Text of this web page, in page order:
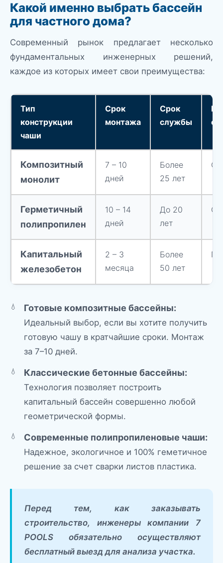
Какой именно выбрать бассейн
для частного дома?
Современный рынок предлагает несколько
фундаментальных инженерных решений,
каждое из которых имеет свои преимущества:
Тип
конструкции
чаши
Срок
монтажа
Срок
службы
Композитный
монолит
7 – 10
дней
Более
25 лет
Герметичный
полипропилен
10 – 14
дней
До 20
лет
Капитальный
железобетон
2 – 3
месяца
Более
50 лет
Готовые композитные бассейны:
Идеальный выбор, если вы хотите получить
готовую чашу в кратчайшие сроки. Монтаж
за 7–10 дней.
Классические бетонные бассейны:
Технология позволяет построить
капитальный бассейн совершенно любой
геометрической формы.
Современные полипропиленовые чаши:
Надежное, экологичное и 100% геметичное
решение за счет сварки листов пластика.
Перед тем, как заказывать
строительство, инженеры компании 7
POOLS обязательно осуществляют
бесплатный выезд для анализа участка.